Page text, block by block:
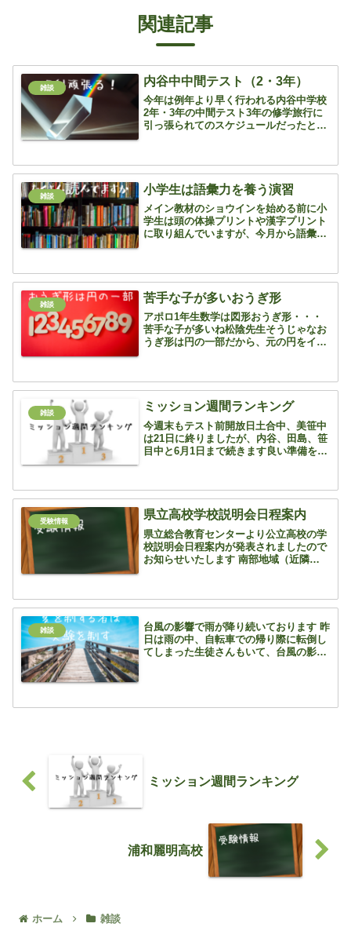
関連記事
雑談 内谷中中間テスト（2・3年）
今年は例年より早く行われる内谷中学校
2年・3年の中間テスト3年の修学旅行に
引っ張られてのスケジュールだったと思
んできました3年生の磁界が苦労してい
る子が多いですね電磁誘...
雑談 小学生は語彙力を養う演習
メイン教材のショウインを始める前に小
学生は頭の体操プリントや漢字プリント
に取り組んでいますが、今月から語彙力
味を知っているかどうか 保護者の方には
信じられない方もいる...
雑談 苦手な子が多いおうぎ形
アポロ1年生数学は図形おうぎ形・・・
苦手な子が多いね松陰先生そうじゃなお
うぎ形は円の一部だから、元の円をイメ
図、図形の求積など苦労する子が多い単
元です 数学が苦手...
雑談 ミッション週間ランキング
今週末もテスト前開放日土合中、美笹中
は21日に終りましたが、内谷、田島、笹
目中と6月1日まで続きます良い準備を整
6年Kさん 3年Kさん2位 10...
受験情報 県立高校学校説明会日程案内
県立総合教育センターより公立高校の学
校説明会日程案内が発表されましたので
お知らせいたします 南部地域（近隣高校
認用★東部地域R04.県立高校＜東部＞高
指確認用★...
雑談
台風の影響で雨が降り続いております 昨
日は雨の中、自転車での帰り際に転倒し
てしまった生徒さんもいて、台風の影響
ミッション週間ランキング
浦和麗明高校
ホーム 雑談